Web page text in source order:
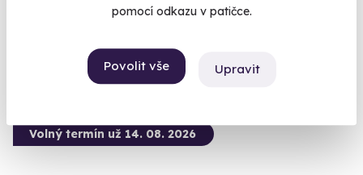
pomocí odkazu v patičce.
Povolit vše Upravit
(+ 28 dalších lokalit)
Volný termín už 14. 08. 2026